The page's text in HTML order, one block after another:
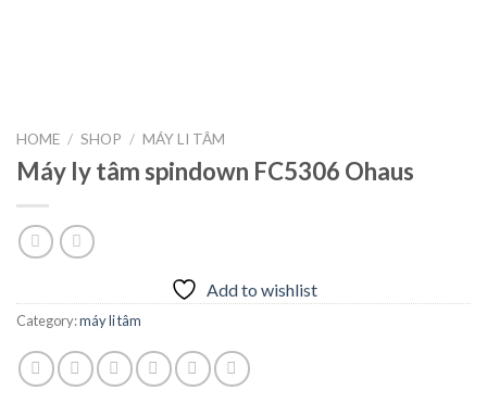
HOME / SHOP / MÁY LI TÂM
Máy ly tâm spindown FC5306 Ohaus
Add to wishlist
Category:máy li tâm